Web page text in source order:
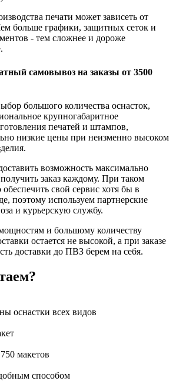
печати может зависеть от
больше графики, защитных сеток и
- тем сложнее и дороже
самовывоз на заказы от 3500
большого количества оснасток,
крупногабаритное
печатей и штампов,
низкие цены при неизменно высоком
возможность максимально
заказ каждому. При таком
свой сервис хотя бы в
поэтому используем партнерские
и курьерскую службу.
и большому количеству
остается не высокой, а при заказе
доставки до ПВЗ берем на себя.
оснастки всех видов
макетов
способом